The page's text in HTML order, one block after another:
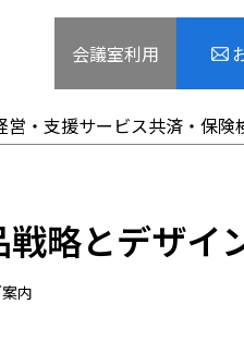
会議室利用
営・支援サービス共済・保険
略とデザイ
内